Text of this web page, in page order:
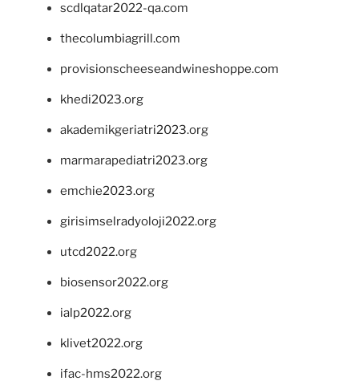
scdlqatar2022-qa.com
thecolumbiagrill.com
provisionscheeseandwineshoppe.com
khedi2023.org
akademikgeriatri2023.org
marmarapediatri2023.org
emchie2023.org
girisimselradyoloji2022.org
utcd2022.org
biosensor2022.org
ialp2022.org
klivet2022.org
ifac-hms2022.org